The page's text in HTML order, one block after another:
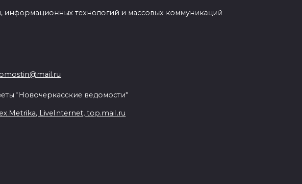
информационных технологий и массовых коммуникаций
"Новочеркасские ведомости"
LiveInternet, top.mail.ru